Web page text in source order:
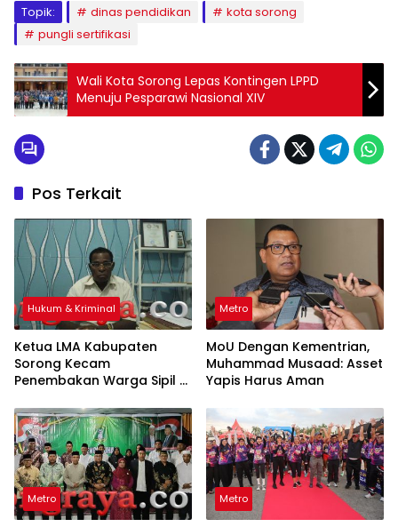
Topik:
dinas pendidikan
kota sorong
pungli sertifikasi
Wali Kota Sorong Lepas Kontingen LPPD
Menuju Pesparawi Nasional XIV
Pos Terkait
Hukum & Kriminal
Ketua LMA Kabupaten
Sorong Kecam
Penembakan Warga Sipil di
Baliem
Metro
MoU Dengan Kementrian,
Muhammad Musaad: Asset
Yapis Harus Aman
Metro Metro